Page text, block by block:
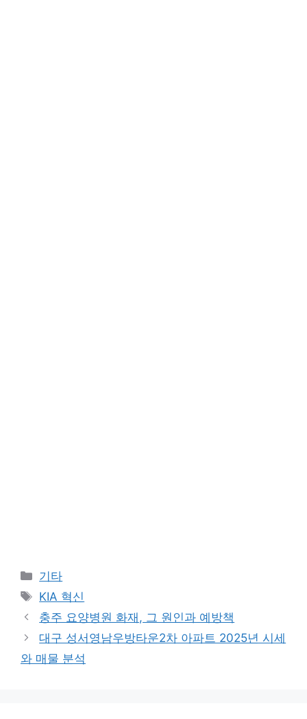
Categories
기타
Tags
KIA 혁신
충주 요양병원 화재, 그 원인과 예방책
대구 성서영남우방타운2차 아파트 2025년 시세
와 매물 분석